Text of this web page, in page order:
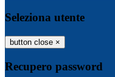
Seleziona utente
button close ×
Recupero password